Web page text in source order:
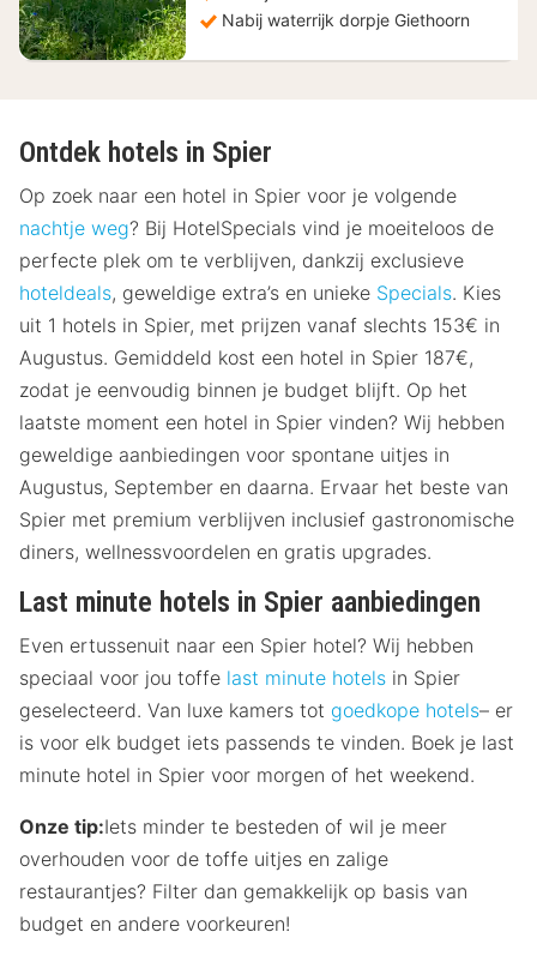
Nabij waterrijk dorpje Giethoorn
Ontdek hotels in Spier
Op zoek naar een hotel in Spier voor je volgende
nachtje weg? Bij HotelSpecials vind je moeiteloos de
perfecte plek om te verblijven, dankzij exclusieve
hoteldeals, geweldige extra’s en unieke Specials. Kies
uit 1 hotels in Spier, met prijzen vanaf slechts 153€ in
Augustus. Gemiddeld kost een hotel in Spier 187€,
zodat je eenvoudig binnen je budget blijft. Op het
laatste moment een hotel in Spier vinden? Wij hebben
geweldige aanbiedingen voor spontane uitjes in
Augustus, September en daarna. Ervaar het beste van
Spier met premium verblijven inclusief gastronomische
diners, wellnessvoordelen en gratis upgrades.
Last minute hotels in Spier aanbiedingen
Even ertussenuit naar een Spier hotel? Wij hebben
speciaal voor jou toffe last minute hotels in Spier
geselecteerd. Van luxe kamers tot goedkope hotels– er
is voor elk budget iets passends te vinden. Boek je last
minute hotel in Spier voor morgen of het weekend.
Onze tip:Iets minder te besteden of wil je meer
overhouden voor de toffe uitjes en zalige
restaurantjes? Filter dan gemakkelijk op basis van
budget en andere voorkeuren!